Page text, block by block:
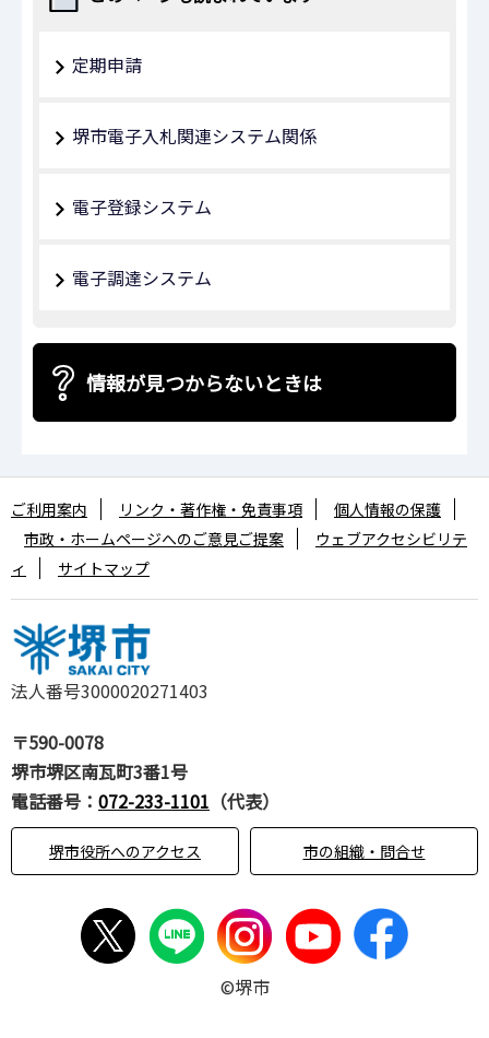
定期申請
堺市電子入札関連システム関係
電子登録システム
電子調達システム
情報が見つからないときは
法人番号3000020271403
〒590-0078
堺市堺区南瓦町3番1号
電話番号： 072-233-1101 （代表）
堺市役所へのアクセス 市の組織・問合せ
ご利用案内 リンク・著作権・免責事項
個人情報の保護
市政・ホームページへのご意見ご提案
ウェブアクセシビリテ
ィ
サイトマップ
©堺市